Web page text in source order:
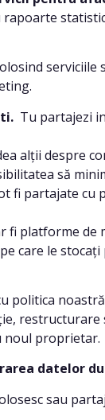
serviciile
Tu partajezi
alții despre
să
fi partajate cu
fi platforme
care le
noastră
noul proprietar.
datelor
sau